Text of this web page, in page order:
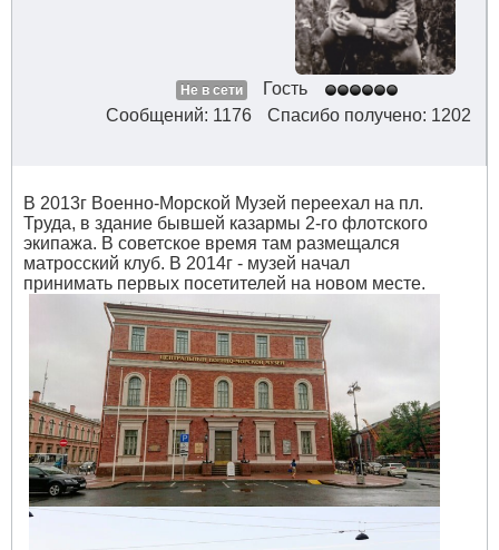
Не в сети
Гость
Сообщений: 1176
Спасибо получено: 1202
В 2013г Военно-Морской Музей переехал на пл.
Труда, в здание бывшей казармы 2-го флотского
экипажа. В советское время там размещался
матросский клуб. В 2014г - музей начал
принимать первых посетителей на новом месте.